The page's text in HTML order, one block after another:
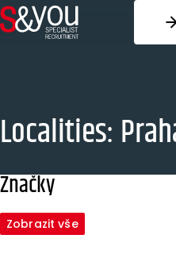
Přeskočit na obsah
Localities:
Značky
Zobrazit vše